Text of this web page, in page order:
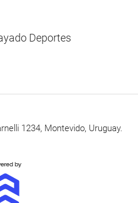
Deportes
1234, Montevido, Uruguay.